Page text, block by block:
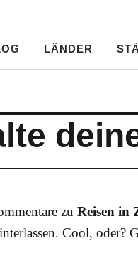
LÄNDER
zu Reisen in
Cool, oder?